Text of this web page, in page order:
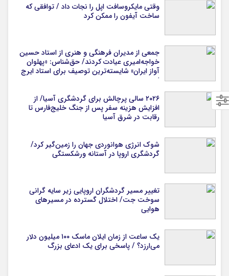
وقتی مایکروسافت اپل را نجات داد / توافقی که
ساخت آیفون را ممکن کرد
جمعی از مدیران فرهنگی و هنری از استاد حسین
خواجه‌امیری عیادت کردند/ حق‌شناس: «پهلوان
آواز ایران» شایسته‌ترین توصیف برای استاد ایرج
است
۲۰۲۶ سالی پرچالش برای گردشگری آسیا/ از
افزایش هزینه سفر پس از جنگ خلیج‌فارس تا
رقابت در شرق آسیا
شوک انرژی هوانوردی جهان را زمین‌گیر کرد/
گردشگری اروپا در آستانه ورشکستگی
تغییر مسیر گردشگران اروپایی زیر سایه گرانی
سوخت جت/ اختلال گسترده در مسیرهای
هوایی
یک ساعت از زمان ایلان ماسک ۱۰۰ میلیون دلار
می‌ارزد؟ / پاسخی برای یک ادعای بزرگ